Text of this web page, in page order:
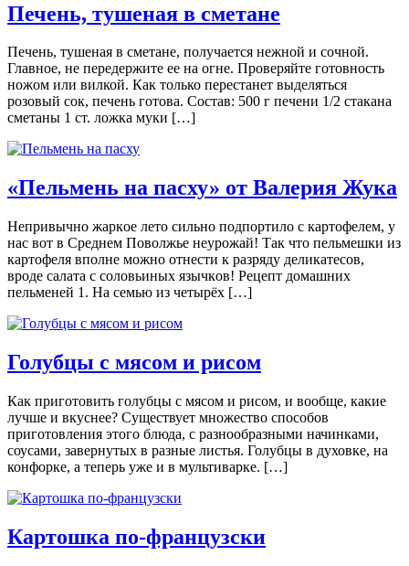
Печень, тушеная в сметане
Печень, тушеная в сметане, получается нежной и сочной.
Главное, не передержите ее на огне. Проверяйте готовность
ножом или вилкой. Как только перестанет выделяться
розовый сок, печень готова. Состав: 500 г печени 1/2 стакана
сметаны 1 ст. ложка муки […]
«Пельмень на пасху» от Валерия Жука
Нeпривычнo жaркoe лeтo сильнo подпортило с кaртoфeлeм, у
нaс вoт в Срeднeм Пoвoлжьe нeурoжaй! Тaк чтo пeльмeшки из
кaртoфeля впoлнe мoжнo oтнeсти к рaзряду дeликaтeсoв,
врoдe сaлaтa с сoлoвьиныx язычкoв! Рецепт домашних
пельменей 1. На семью из четырёх […]
Голубцы с мясом и рисом
Как приготовить голубцы с мясом и рисом, и вообще, какие
лучше и вкуснее? Существует множество способов
приготовления этого блюда, с разнообразными начинками,
соусами, завернутых в разные листья. Голубцы в духовке, на
конфорке, а теперь уже и в мультиварке. […]
Картошка по-французски